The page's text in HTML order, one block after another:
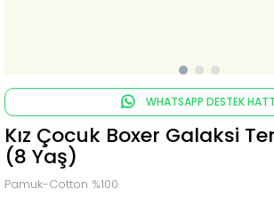
WHATSAPP DESTEK
Kız Çocuk Boxer Galaksi
(8 Yaş)
Pamuk-Cotton %100